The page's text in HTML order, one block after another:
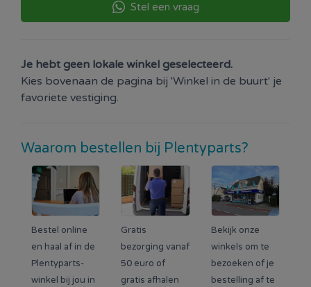
Stel een vraag
Je hebt geen lokale winkel geselecteerd.
Kies bovenaan de pagina bij 'Winkel in de buurt' je
favoriete vestiging.
Waarom bestellen bij Plentyparts?
Bestel online
en haal af in de
Plentyparts-
winkel bij jou in
Gratis
bezorging vanaf
50 euro of
gratis afhalen
Bekijk onze
winkels om te
bezoeken of je
bestelling af te